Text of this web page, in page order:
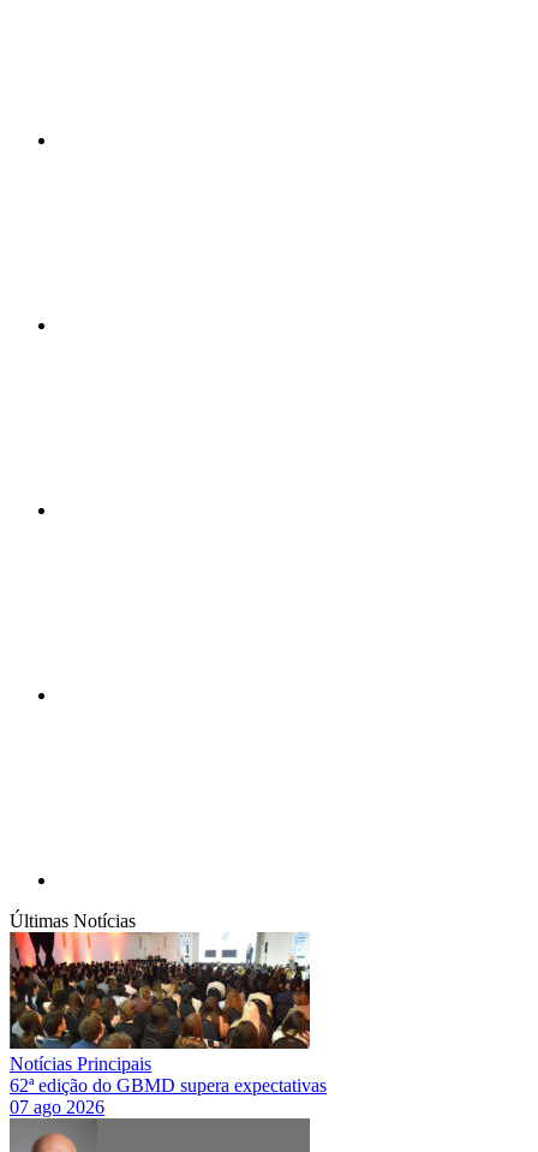
Últimas Notícias
Notícias Principais
62ª edição do GBMD supera expectativas
07 ago 2026